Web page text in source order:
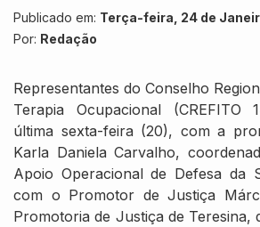
Publicado em: Terça-feira, 24 de
Por: Redação
Representantes do Conselho
Terapia Ocupacional (CREFITO
última sexta-feira (20), com a
Karla Daniela Carvalho,
Apoio Operacional de Defesa da
com o Promotor de Justiça
Promotoria de Justiça de Teresina,